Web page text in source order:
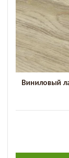
Виниловый